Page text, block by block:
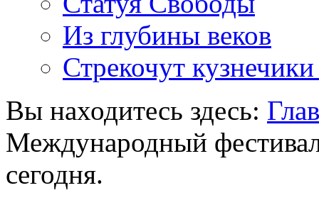
Из глубины веков
Стрекочут
Вы находитесь здесь:
Международный
сегодня.